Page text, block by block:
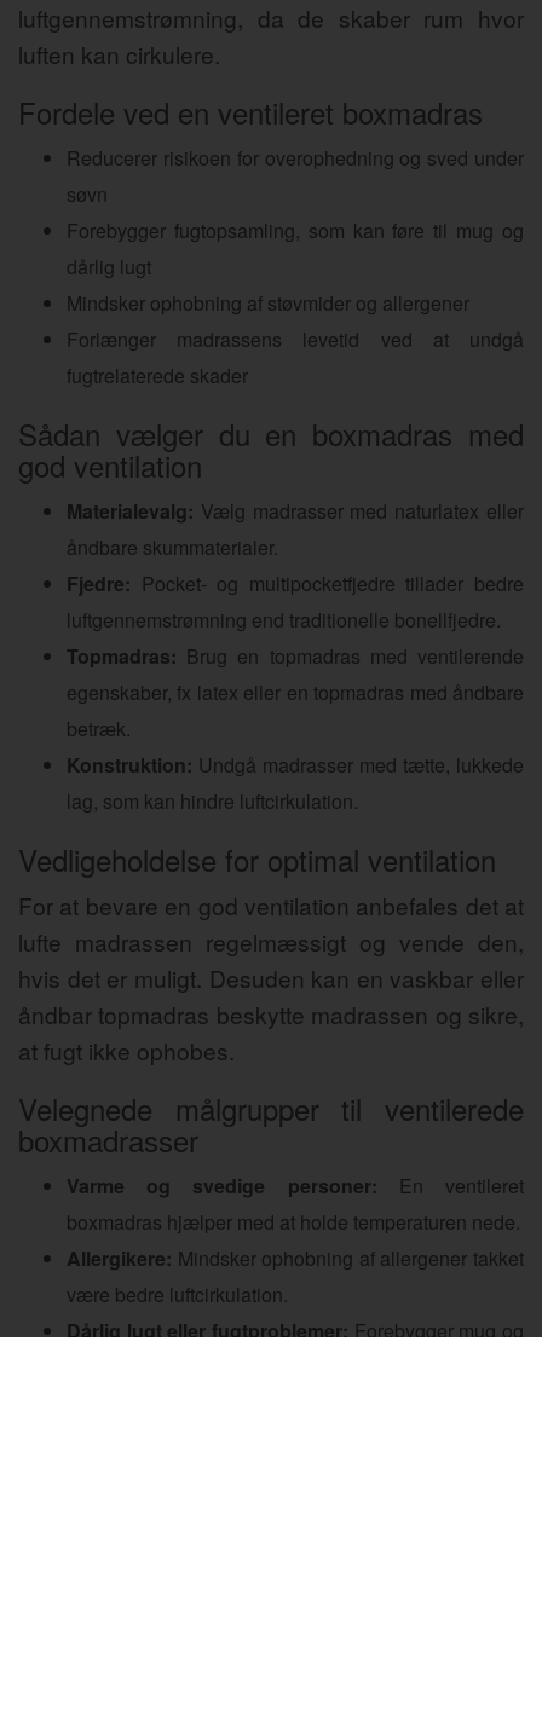
luftgennemstrømning, da de skaber rum hvor
luften kan cirkulere.
Fordele ved en ventileret boxmadras
Reducerer risikoen for overophedning og sved under
søvn
Forebygger fugtopsamling, som kan føre til mug og
dårlig lugt
Mindsker ophobning af støvmider og allergener
Forlænger madrassens levetid ved at undgå
fugtrelaterede skader
Sådan vælger du en boxmadras med
god ventilation
Materialevalg: Vælg madrasser med naturlatex eller
åndbare skummaterialer.
Fjedre: Pocket- og multipocketfjedre tillader bedre
luftgennemstrømning end traditionelle bonellfjedre.
Topmadras: Brug en topmadras med ventilerende
egenskaber, fx latex eller en topmadras med åndbare
betræk.
Konstruktion: Undgå madrasser med tætte, lukkede
lag, som kan hindre luftcirkulation.
Vedligeholdelse for optimal ventilation
For at bevare en god ventilation anbefales det at
lufte madrassen regelmæssigt og vende den,
hvis det er muligt. Desuden kan en vaskbar eller
åndbar topmadras beskytte madrassen og sikre,
at fugt ikke ophobes.
Velegnede målgrupper til ventilerede
boxmadrasser
Varme og svedige personer: En ventileret
boxmadras hjælper med at holde temperaturen nede.
Allergikere: Mindsker ophobning af allergener takket
være bedre luftcirkulation.
Dårlig lugt eller fugtproblemer:Forebygger mug og